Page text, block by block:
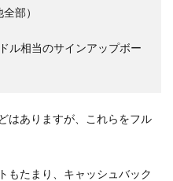
部）
ル相当のサインアップボー
はありますが、これらをフル
もたまり、キャッシュバック